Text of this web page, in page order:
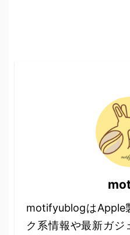
motifyublogはApple
ク系情報や最新ガジ